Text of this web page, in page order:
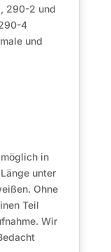
290-2 und
4
und
in
unter
Ohne
Teil
Wir